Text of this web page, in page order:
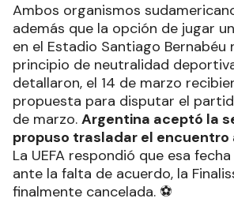
Ambos organismos
además que la opción de jugar
en el Estadio Santiago Bernabéu
principio de neutralidad
detallaron, el 14 de marzo
propuesta para disputar el
de marzo. Argentina aceptó la
propuso trasladar el encuentro
La UEFA respondió que esa
ante la falta de acuerdo, la
finalmente cancelada. ⚽